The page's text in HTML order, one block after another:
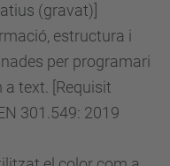
(gravat)]
estructura i
per programari
text. [Requisit
301.549: 2019